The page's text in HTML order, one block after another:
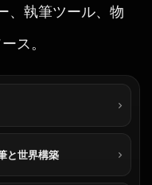
、執筆ツール、物
ス。
と世界構築